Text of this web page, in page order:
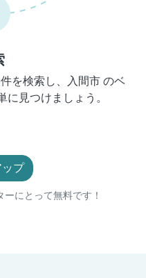
を検索し、入間市 のベ
に見つけましょう。
プ
にとって無料です！